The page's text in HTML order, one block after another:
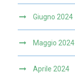
Giugno 2024
Maggio 2024
Aprile 2024